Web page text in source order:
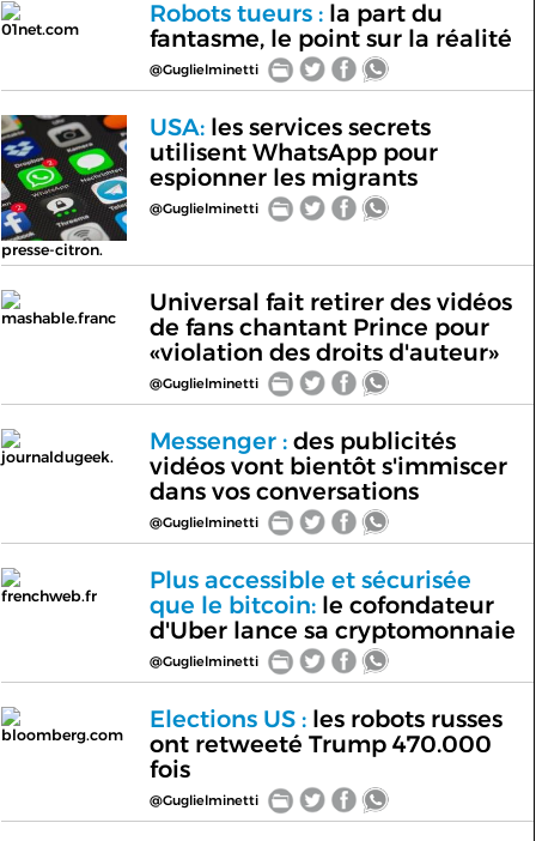
01net.com
Robots tueurs :la part du
fantasme, le point sur la réalité
@Guglielminetti
presse-citron.
USA:les services secrets
utilisent WhatsApp pour
espionner les migrants
@Guglielminetti
mashable.franc
Universal fait retirer des vidéos
de fans chantant Prince pour
«violation des droits d'auteur»
@Guglielminetti
journaldugeek.
Messenger :des publicités
vidéos vont bientôt s'immiscer
dans vos conversations
@Guglielminetti
frenchweb.fr
Plus accessible et sécurisée
que le bitcoin:le cofondateur
d'Uber lance sa cryptomonnaie
@Guglielminetti
bloomberg.com
Elections US :les robots russes
ont retweeté Trump 470.000
fois
@Guglielminetti